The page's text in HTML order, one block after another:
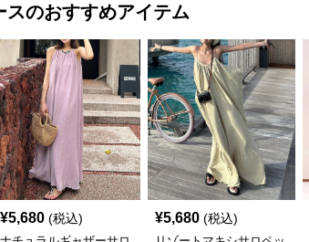
スのおすすめアイテム
¥5,680 (税込) ¥5,680 (税込)